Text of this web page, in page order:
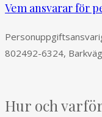
Vem ansvarar för
802492-6324,
Hur och